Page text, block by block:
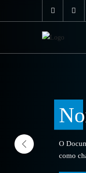
O
como